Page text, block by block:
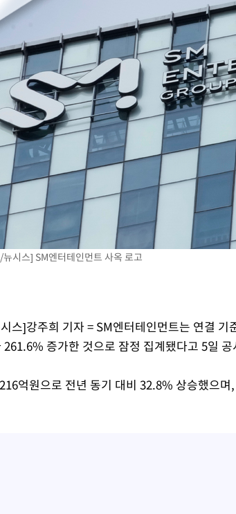
찜통더위…곳곳 소나기·강원 많은 비[내일날씨]
, 용인·청주 팹에 54조 투자…"AI 메모리 수요 선제 대
영·이다영 자매, 아제르바이잔 투란VC 입단
성 접대 7경기 들여다보니…한국 축구 '5승 2무'
, 2.86포인트(0.36%) 내린 798.81마감
, 6200선 약보합…0.60% 내린 6258.77에 마쳐
환율, 7.7원 내린 1416.1원 마감
40.1도 관측…서울, 2018년 이후 첫 40도
검, '계엄 수용공간 확보' 신용해 前교정본부장 기소
한 韓축구 파문…"국민적 공분에 수사 재개"
색에 성접대 파문까지…'쑥대밭' 된 축구협회
리화위원회 부위원장에 김태유 서울대 공대 교수…이
리위, '돌려차기 발언' 진종오·서범수 징계 절차 개시
국 수출 23.9%↑ 수입 27.5%↑…무역총액 25.3%↑
시스] SM엔터테인먼트 사옥 로고
스]강주희 기자 = SM엔터테인먼트는 연결
261.6% 증가한 것으로 잠정 집계됐다고 5일
억원으로 전년 동기 대비 32.8% 상승했으